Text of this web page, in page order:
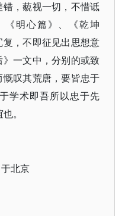
，藐视一切，不惜诋
《明心篇》、《乾坤
，不即征见出思想意
一文中，分别的或致
叹其荒唐，要皆忠于
学术即吾所以忠于先
。
北京